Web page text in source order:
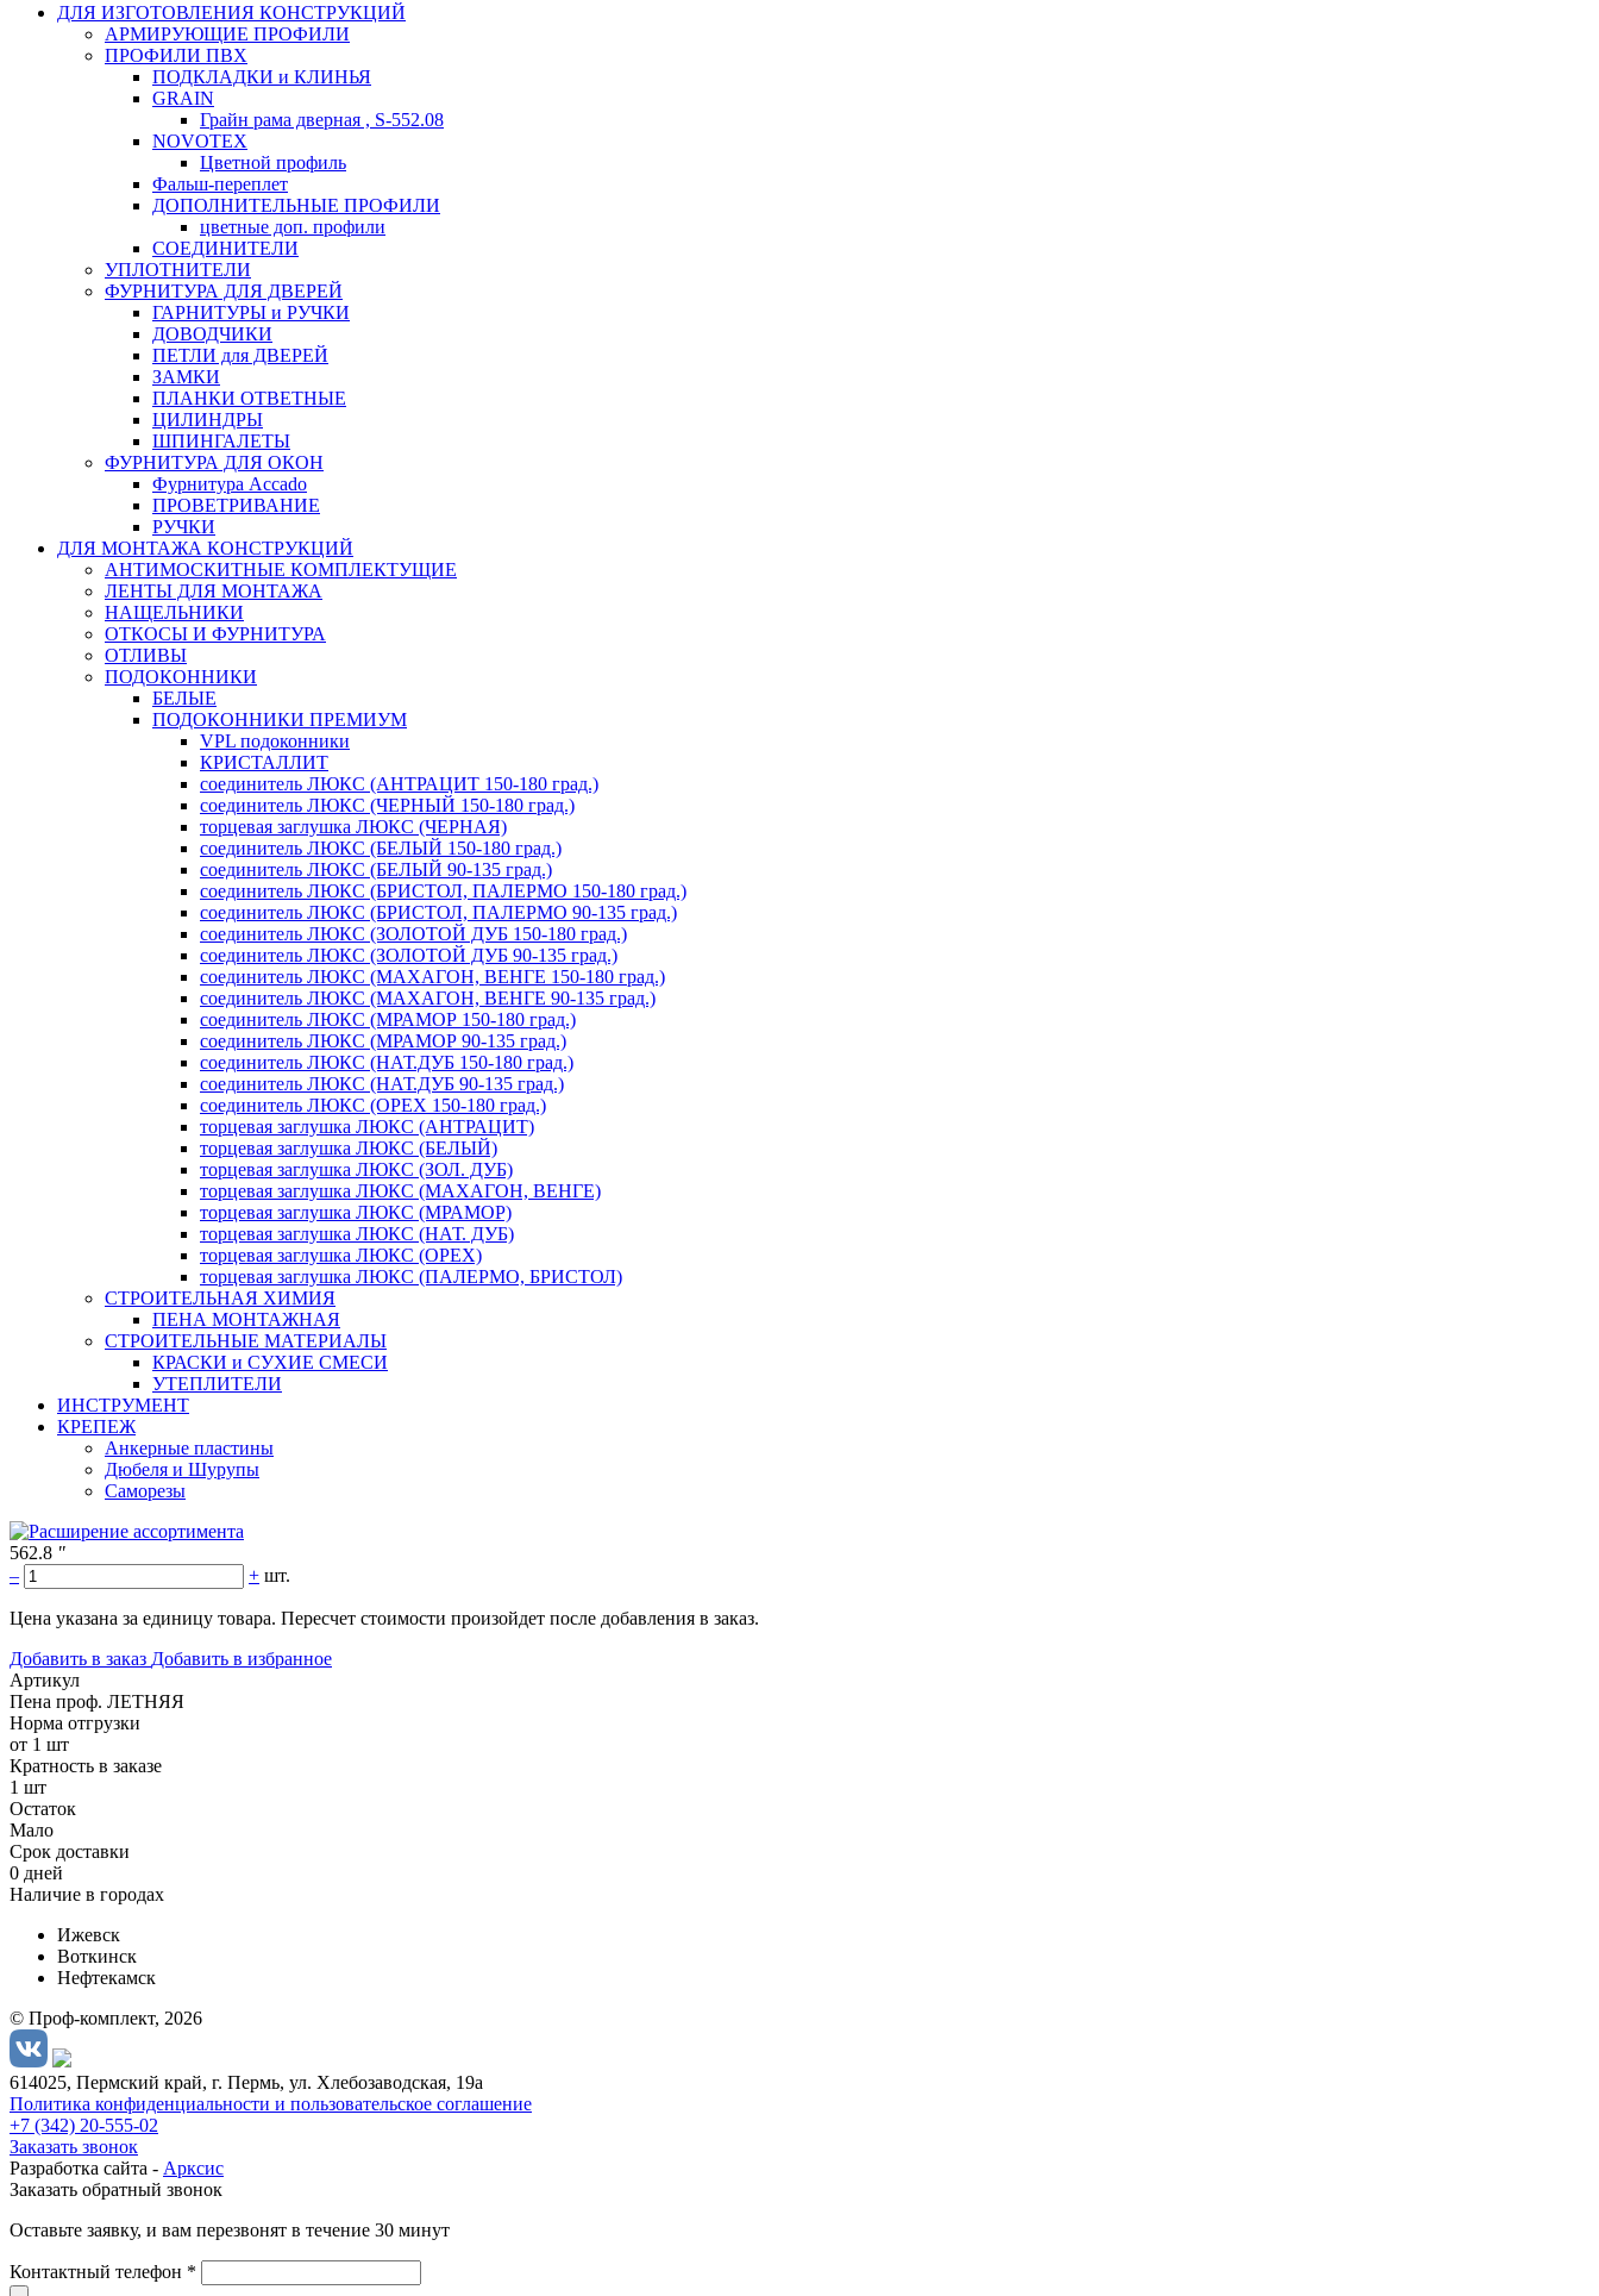
ДЛЯ ИЗГОТОВЛЕНИЯ КОНСТРУКЦИЙ
АРМИРУЮЩИЕ ПРОФИЛИ
ПРОФИЛИ ПВХ
ПОДКЛАДКИ и КЛИНЬЯ
GRAIN
Грайн рама дверная , S-552.08
NOVOTEX
Цветной профиль
Фальш-переплет
ДОПОЛНИТЕЛЬНЫЕ ПРОФИЛИ
цветные доп. профили
СОЕДИНИТЕЛИ
УПЛОТНИТЕЛИ
ФУРНИТУРА ДЛЯ ДВЕРЕЙ
ГАРНИТУРЫ и РУЧКИ
ДОВОДЧИКИ
ПЕТЛИ для ДВЕРЕЙ
ЗАМКИ
ПЛАНКИ ОТВЕТНЫЕ
ЦИЛИНДРЫ
ШПИНГАЛЕТЫ
ФУРНИТУРА ДЛЯ ОКОН
Фурнитура Accado
ПРОВЕТРИВАНИЕ
РУЧКИ
ДЛЯ МОНТАЖА КОНСТРУКЦИЙ
АНТИМОСКИТНЫЕ КОМПЛЕКТУЩИЕ
ЛЕНТЫ ДЛЯ МОНТАЖА
НАЩЕЛЬНИКИ
ОТКОСЫ И ФУРНИТУРА
ОТЛИВЫ
ПОДОКОННИКИ
БЕЛЫЕ
ПОДОКОННИКИ ПРЕМИУМ
VPL подоконники
КРИСТАЛЛИТ
соединитель ЛЮКС (АНТРАЦИТ 150-180 град.)
соединитель ЛЮКС (ЧЕРНЫЙ 150-180 град.)
торцевая заглушка ЛЮКС (ЧЕРНАЯ)
соединитель ЛЮКС (БЕЛЫЙ 150-180 град.)
соединитель ЛЮКС (БЕЛЫЙ 90-135 град.)
соединитель ЛЮКС (БРИСТОЛ, ПАЛЕРМО 150-180 град.)
соединитель ЛЮКС (БРИСТОЛ, ПАЛЕРМО 90-135 град.)
соединитель ЛЮКС (ЗОЛОТОЙ ДУБ 150-180 град.)
соединитель ЛЮКС (ЗОЛОТОЙ ДУБ 90-135 град.)
соединитель ЛЮКС (МАХАГОН, ВЕНГЕ 150-180 град.)
соединитель ЛЮКС (МАХАГОН, ВЕНГЕ 90-135 град.)
соединитель ЛЮКС (МРАМОР 150-180 град.)
соединитель ЛЮКС (МРАМОР 90-135 град.)
соединитель ЛЮКС (НАТ.ДУБ 150-180 град.)
соединитель ЛЮКС (НАТ.ДУБ 90-135 град.)
соединитель ЛЮКС (ОРЕХ 150-180 град.)
торцевая заглушка ЛЮКС (АНТРАЦИТ)
торцевая заглушка ЛЮКС (БЕЛЫЙ)
торцевая заглушка ЛЮКС (ЗОЛ. ДУБ)
торцевая заглушка ЛЮКС (МАХАГОН, ВЕНГЕ)
торцевая заглушка ЛЮКС (МРАМОР)
торцевая заглушка ЛЮКС (НАТ. ДУБ)
торцевая заглушка ЛЮКС (ОРЕХ)
торцевая заглушка ЛЮКС (ПАЛЕРМО, БРИСТОЛ)
СТРОИТЕЛЬНАЯ ХИМИЯ
ПЕНА МОНТАЖНАЯ
СТРОИТЕЛЬНЫЕ МАТЕРИАЛЫ
КРАСКИ и СУХИЕ СМЕСИ
УТЕПЛИТЕЛИ
ИНСТРУМЕНТ
КРЕПЕЖ
Анкерные пластины
Дюбеля и Шурупы
Саморезы
562.8 "
–
+ шт.
Цена указана за единицу товара. Пересчет стоимости произойдет после добавления в заказ.
Добавить в заказ Добавить в избранное
Артикул
Пена проф. ЛЕТНЯЯ
Норма отгрузки
от 1 шт
Кратность в заказе
1 шт
Остаток
Мало
Срок доставки
0 дней
Наличие в городах
Ижевск
Воткинск
Нефтекамск
© Проф-комплект, 2026
614025, Пермский край, г. Пермь, ул. Хлебозаводская, 19а
Политика конфиденциальности и пользовательское соглашение
+7 (342) 20-555-02
Заказать звонок
Разработка сайта - Арксис
Заказать обратный звонок
Оставьте заявку, и вам перезвонят в течение 30 минут
Контактный телефон *